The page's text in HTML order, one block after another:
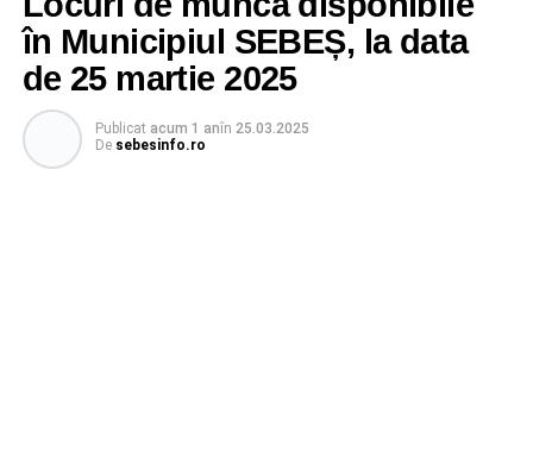
în Municipiul SEBEȘ, la data
de 25 martie 2025
Publicat acum 1 anîn 25.03.2025
De sebesinfo.ro